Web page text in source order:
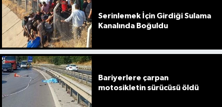
Serinlemek İçin Girdiği Sulama
Kanalında Boğuldu
Bariyerlere çarpan
motosikletin sürücüsü öldü